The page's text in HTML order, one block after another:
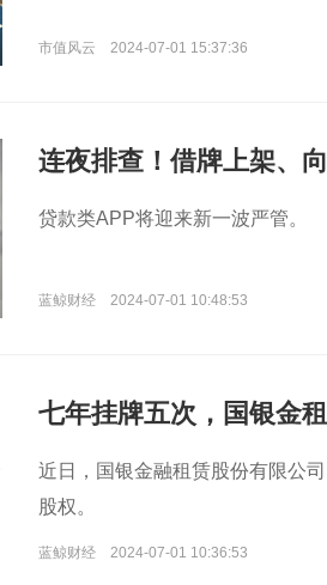
市值风云 2024-07-01 15:37:36
连夜排查！借牌上架、
或遭直接下架
贷款类APP将迎来新一波严管。
蓝鲸财经 2024-07-01 10:48:53
七年挂牌五次，国银金
仓”式退出
近日，国银金融租赁股份有限公
股权。
蓝鲸财经 2024-07-01 10:36:53